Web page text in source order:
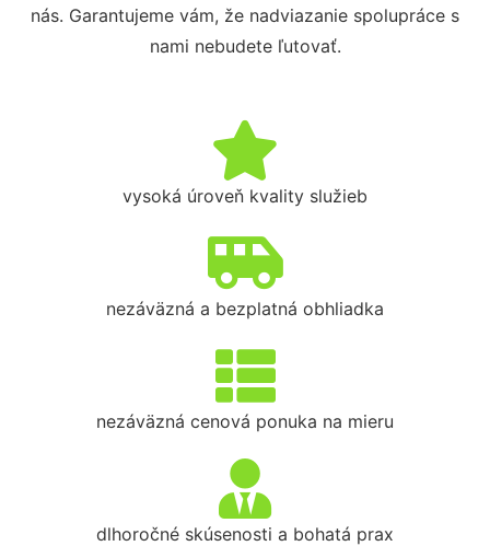
nás. Garantujeme vám, že nadviazanie spolupráce s
nami nebudete ľutovať.
vysoká úroveň kvality služieb
nezáväzná a bezplatná obhliadka
nezáväzná cenová ponuka na mieru
dlhoročné skúsenosti a bohatá prax